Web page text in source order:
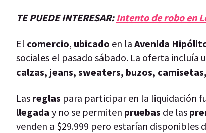
TE PUEDE INTERESAR: Intento de robo en
El comercio, ubicado en la Avenida
sociales el pasado sábado. La oferta incluía
calzas, jeans, sweaters, buzos,
Las reglas para participar en la liquidación
llegada y no se permiten pruebas de las
venden a $29.999 pero estarían